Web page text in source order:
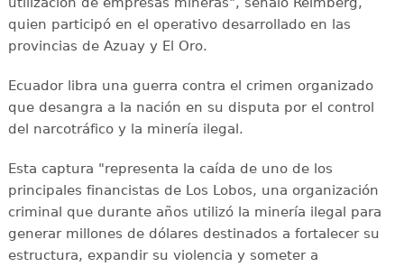
quien participó en el operativo desarrollado en las
provincias de Azuay y El Oro.
Ecuador libra una guerra contra el crimen organizado
que desangra a la nación en su disputa por el control
del narcotráfico y la minería ilegal.
Esta captura "representa la caída de uno de los
principales financistas de Los Lobos, una organización
criminal que durante años utilizó la minería ilegal para
generar millones de dólares destinados a fortalecer su
estructura, expandir su violencia y someter a